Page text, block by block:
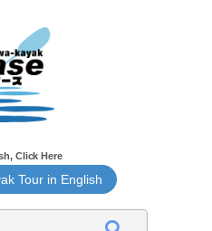
Click Here
Tour in English